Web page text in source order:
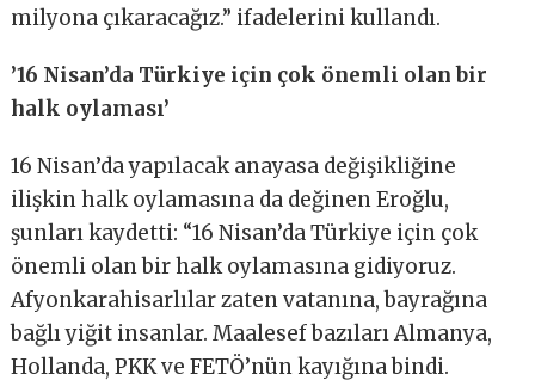
milyona çıkaracağız.” ifadelerini kullandı.
’16 Nisan’da Türkiye için çok önemli olan bir
halk oylaması’
16 Nisan’da yapılacak anayasa değişikliğine
ilişkin halk oylamasına da değinen Eroğlu,
şunları kaydetti: “16 Nisan’da Türkiye için çok
önemli olan bir halk oylamasına gidiyoruz.
Afyonkarahisarlılar zaten vatanına, bayrağına
bağlı yiğit insanlar. Maalesef bazıları Almanya,
Hollanda, PKK ve FETÖ’nün kayığına bindi.